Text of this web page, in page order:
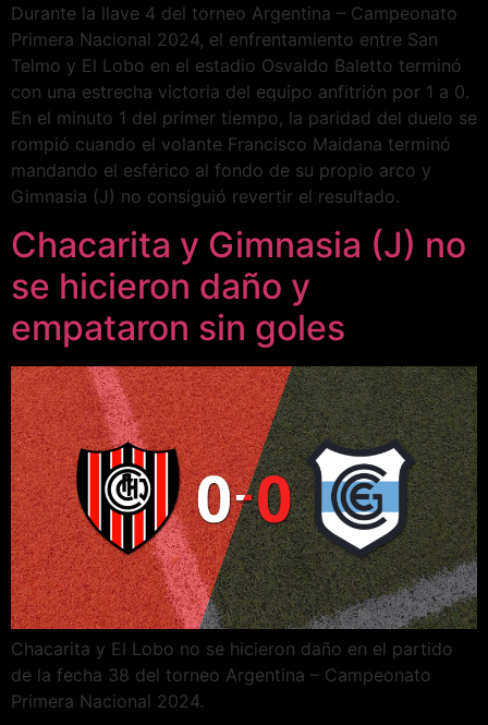
Durante la llave 4 del torneo Argentina – Campeonato
Primera Nacional 2024, el enfrentamiento entre San
Telmo y El Lobo en el estadio Osvaldo Baletto terminó
con una estrecha victoria del equipo anfitrión por 1 a 0.
En el minuto 1 del primer tiempo, la paridad del duelo se
rompió cuando el volante Francisco Maidana terminó
mandando el esférico al fondo de su propio arco y
Gimnasia (J) no consiguió revertir el resultado.
Chacarita y Gimnasia (J) no
se hicieron daño y
empataron sin goles
Chacarita y El Lobo no se hicieron daño en el partido
de la fecha 38 del torneo Argentina – Campeonato
Primera Nacional 2024.